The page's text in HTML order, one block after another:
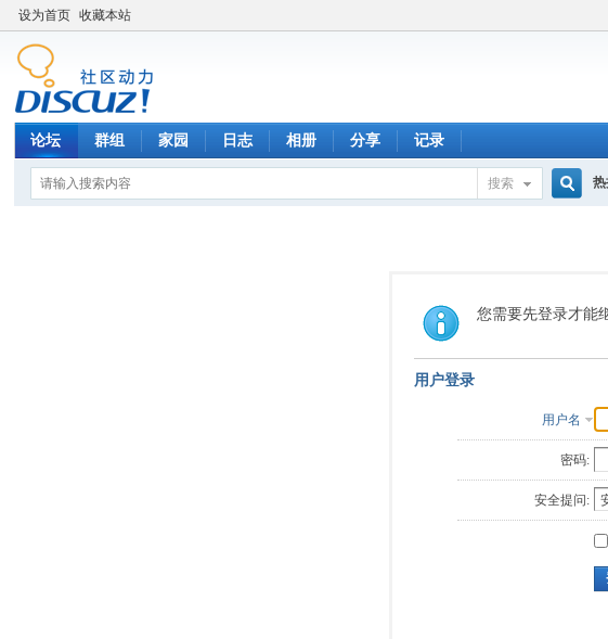
设为首页 收藏本站
论坛 群组 家园 日志 相册 分享 记录
搜索
索
您需要先登录才能
用户登录
用户名
密码:
安全提问: